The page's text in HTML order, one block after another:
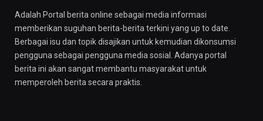
Adalah Portal berita online sebagai media informasi
memberikan suguhan berita-berita terkini yang up to date.
Berbagai isu dan topik disajikan untuk kemudian dikonsumsi
pengguna sebagai pengguna media sosial. Adanya portal
berita ini akan sangat membantu masyarakat untuk
memperoleh berita secara praktis.